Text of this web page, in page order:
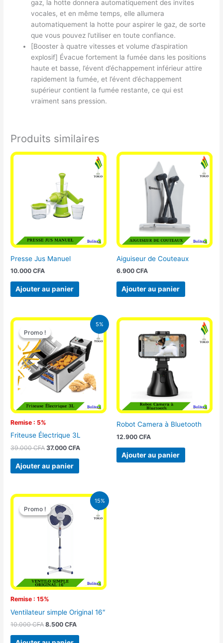
gaz, la hotte donnera automatiquement des invites
vocales, et en même temps, elle allumera
automatiquement la hotte pour aspirer le gaz, de sorte
que vous pouvez l’utiliser en toute confiance.
[Booster à quatre vitesses et volume d’aspiration
explosif] Évacue fortement la fumée dans les positions
haute et basse, l’évent d’échappement inférieur attire
rapidement la fumée, et l’évent d’échappement
supérieur contient la fumée restante, ce qui est
vraiment sans pression.
Produits similaires
Presse Jus Manuel
10.000CFA
Ajouter au panier
Aiguiseur de Couteaux
6.900 CFA
Ajouter au panier
5%
Promo !
Remise : 5%
Promo !
Friteuse Électrique 3L
39.000CFA
Le
initial
était :
39.000 CFA.
37.000CFA
Le
prix
actuel
est :
37.000 CFA.
Ajouter au panier
Robot Camera à Bluetooth
12.900 CFA
Ajouter au panier
15%
Promo !
Remise : 15%
Promo !
Ventilateur simple Original 16″
10.000CFA
Le
prix
initial
était :
10.000 CFA.
8.500CFA
Le